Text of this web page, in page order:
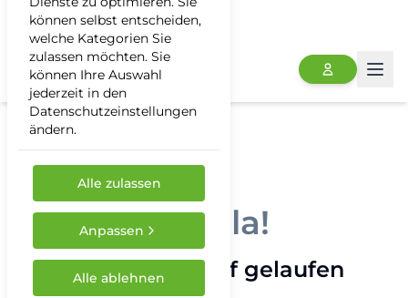
Hoppla!
Etwas ist schief gelaufen
können selbst entscheiden,
welche Kategorien Sie
zulassen möchten. Sie
können Ihre Auswahl
jederzeit in den
Datenschutzeinstellungen
ändern.
Alle zulassen
Anpassen
Alle ablehnen